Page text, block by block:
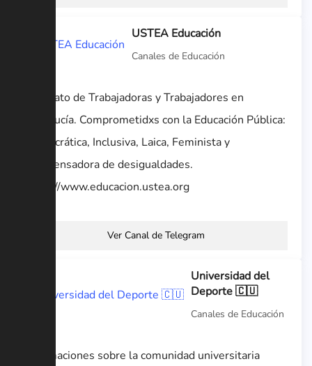
USTEA Educación
Canales de Educación
Sindicato de Trabajadoras y Trabajadores en
Andalucía. Comprometidxs con la Educación Pública:
Democrática, Inclusiva, Laica, Feminista y
Compensadora de desigualdades.
https://www.educacion.ustea.org
Ver Canal de Telegram
Universidad del
Deporte 🇨🇺
Canales de Educación
Informaciones sobre la comunidad universitaria